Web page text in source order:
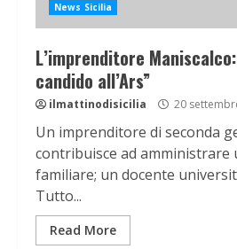
News Sicilia
L’imprenditore
candido all’Ars”
ilmattinodisicilia 20
Un imprenditore di seconda
contribuisce ad amministrare
familiare; un docente
Tutto...
Read More